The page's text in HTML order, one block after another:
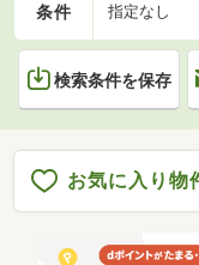
条件 指定なし
検索条件を保存
お気に入り物